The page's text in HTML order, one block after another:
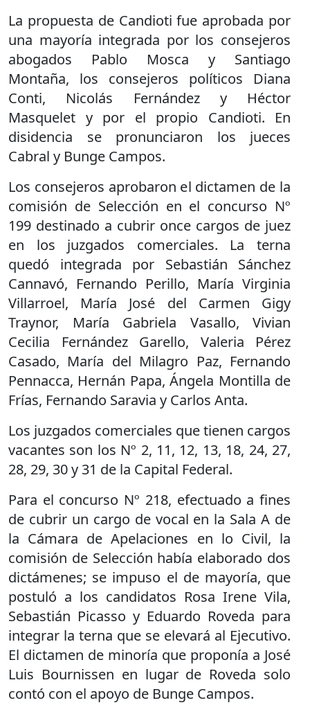
La propuesta de Candioti fue aprobada por
una mayoría integrada por los consejeros
abogados Pablo Mosca y Santiago
Montaña, los consejeros políticos Diana
Conti, Nicolás Fernández y Héctor
Masquelet y por el propio Candioti. En
disidencia se pronunciaron los jueces
Cabral y Bunge Campos.
Los consejeros aprobaron el dictamen de la
comisión de Selección en el concurso Nº
199 destinado a cubrir once cargos de juez
en los juzgados comerciales. La terna
quedó integrada por Sebastián Sánchez
Cannavó, Fernando Perillo, María Virginia
Villarroel, María José del Carmen Gigy
Traynor, María Gabriela Vasallo, Vivian
Cecilia Fernández Garello, Valeria Pérez
Casado, María del Milagro Paz, Fernando
Pennacca, Hernán Papa, Ángela Montilla de
Frías, Fernando Saravia y Carlos Anta.
Los juzgados comerciales que tienen cargos
vacantes son los Nº 2, 11, 12, 13, 18, 24, 27,
28, 29, 30 y 31 de la Capital Federal.
Para el concurso Nº 218, efectuado a fines
de cubrir un cargo de vocal en la Sala A de
la Cámara de Apelaciones en lo Civil, la
comisión de Selección había elaborado dos
dictámenes; se impuso el de mayoría, que
postuló a los candidatos Rosa Irene Vila,
Sebastián Picasso y Eduardo Roveda para
integrar la terna que se elevará al Ejecutivo.
El dictamen de minoría que proponía a José
Luis Bournissen en lugar de Roveda solo
contó con el apoyo de Bunge Campos.